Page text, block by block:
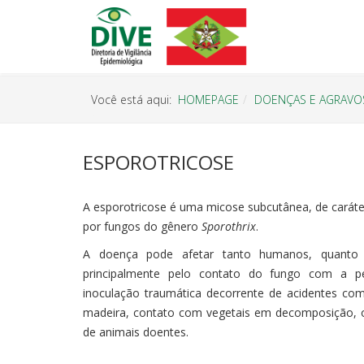
Você está aqui: HOMEPAGE DOENÇAS E
ESPOROTRICOSE
A esporotricose é uma micose subcutânea, de
por fungos do gênero Sporothrix.
A doença pode afetar tanto humanos,
principalmente pelo contato do fungo com a
inoculação traumática decorrente de acidentes
madeira, contato com vegetais em decomposição,
de animais doentes.